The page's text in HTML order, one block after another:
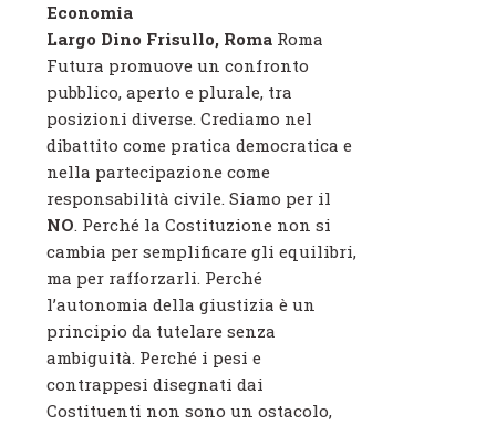
Economia
Largo Dino Frisullo, Roma Roma
Futura promuove un confronto
pubblico, aperto e plurale, tra
posizioni diverse. Crediamo nel
dibattito come pratica democratica e
nella partecipazione come
responsabilità civile. Siamo per il
NO. Perché la Costituzione non si
cambia per semplificare gli equilibri,
ma per rafforzarli. Perché
l’autonomia della giustizia è un
principio da tutelare senza
ambiguità. Perché i pesi e
contrappesi disegnati dai
Costituenti non sono un ostacolo,